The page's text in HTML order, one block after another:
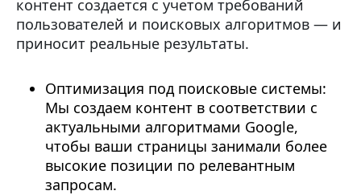
контент создается с учетом требований
пользователей и поисковых алгоритмов — и
приносит реальные результаты.
Оптимизация под поисковые системы:
Мы создаем контент в соответствии с
актуальными алгоритмами Google,
чтобы ваши страницы занимали более
высокие позиции по релевантным
запросам.